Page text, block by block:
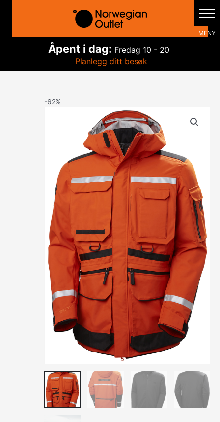
innholdet
Åpent i dag: Fredag 10 - 20
Planlegg ditt besøk
-62%